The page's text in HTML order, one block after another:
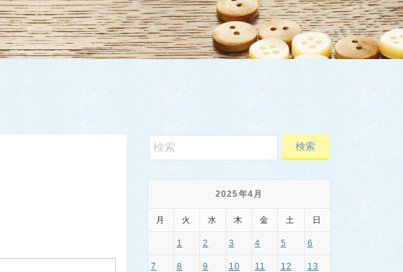
2025年4月
月 火 水 木 金 土 日
1 2 3 4 5 6
7 8 9 10 11 12 13